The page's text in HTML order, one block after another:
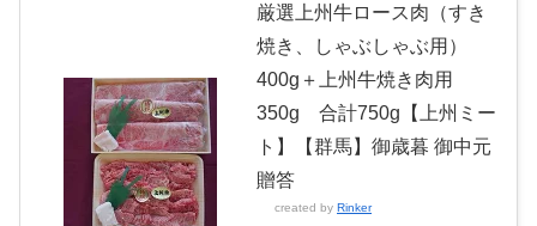
厳選上州牛ロース肉（すき
焼き、しゃぶしゃぶ用）
400g＋上州牛焼き肉用
350g 合計750g【上州ミー
ト】【群馬】御歳暮 御中元
贈答
created by Rinker